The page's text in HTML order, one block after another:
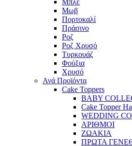
Μωβ
Πορτοκαλί
Πράσινο
Ροζ
Ροζ Χρυσό
Τυρκουάζ
Φούξια
Χρυσό
Ανά Προϊόντα
Cake Toppers
BABY
Cake Topper
WEDDING
ΑΡΙΘΜΟΙ
ΖΩΑΚΙΑ
ΠΡΩΤΑ